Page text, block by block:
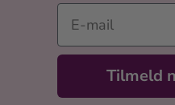
E-mail
Tilmeld